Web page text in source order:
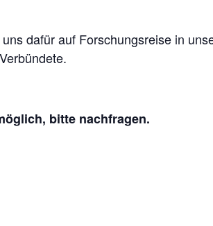
dafür auf Forschungsreise in
bitte nachfragen.